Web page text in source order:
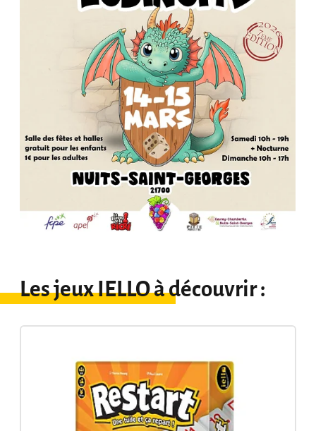
Les jeux IELLO à découvrir :